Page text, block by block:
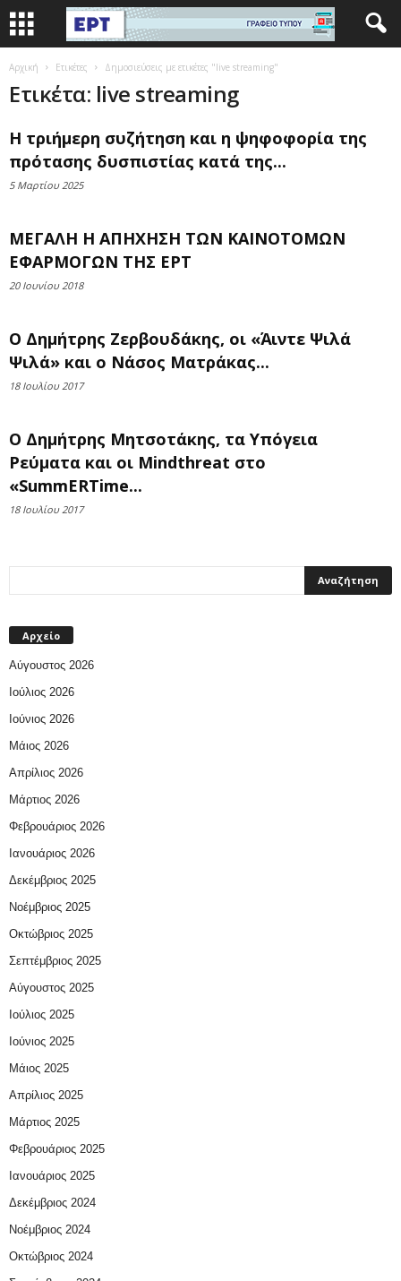
Αρχική Ετικέτες Δημοσιεύσεις με ετικέτες "live streaming"
Ετικέτα: live streaming
Η τριήμερη συζήτηση και η ψηφοφορία της
πρότασης δυσπιστίας κατά της...
5 Μαρτίου 2025
ΜΕΓΑΛΗ Η ΑΠΗΧΗΣΗ ΤΩΝ ΚΑΙΝΟΤΟΜΩΝ
ΕΦΑΡΜΟΓΩΝ ΤΗΣ ΕΡΤ
20 Ιουνίου 2018
Ο Δημήτρης Ζερβουδάκης, οι «Άιντε Ψιλά
Ψιλά» και ο Νάσος Ματράκας...
18 Ιουλίου 2017
Ο Δημήτρης Μητσοτάκης, τα Υπόγεια
Ρεύματα και οι Mindthreat στο
«SummERTime...
18 Ιουλίου 2017
Αρχείο
Αύγουστος 2026
Ιούλιος 2026
Ιούνιος 2026
Μάιος 2026
Απρίλιος 2026
Μάρτιος 2026
Φεβρουάριος 2026
Ιανουάριος 2026
Δεκέμβριος 2025
Νοέμβριος 2025
Οκτώβριος 2025
Σεπτέμβριος 2025
Αύγουστος 2025
Ιούλιος 2025
Ιούνιος 2025
Μάιος 2025
Απρίλιος 2025
Μάρτιος 2025
Φεβρουάριος 2025
Ιανουάριος 2025
Δεκέμβριος 2024
Νοέμβριος 2024
Οκτώβριος 2024